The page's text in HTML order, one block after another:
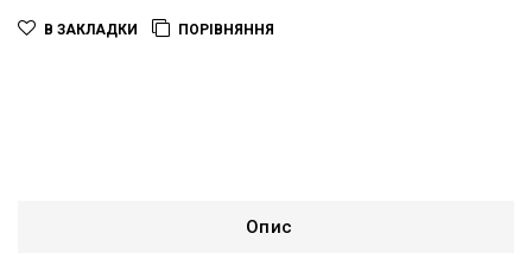
В ЗАКЛАДКИ ПОРІВНЯННЯ
Опис